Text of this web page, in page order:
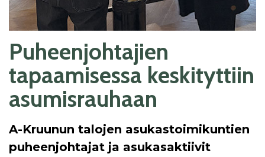
Puheenjohtajien
tapaamisessa keskityttiin
asumisrauhaan
A-Kruunun talojen asukastoimikuntien
puheenjohtajat ja asukasaktiivit